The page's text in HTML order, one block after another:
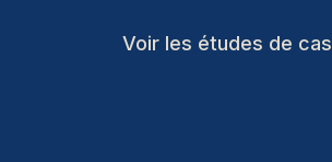
Voir les études de cas